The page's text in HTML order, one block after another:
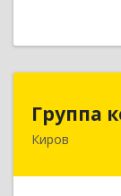
Группа
Киров610017,